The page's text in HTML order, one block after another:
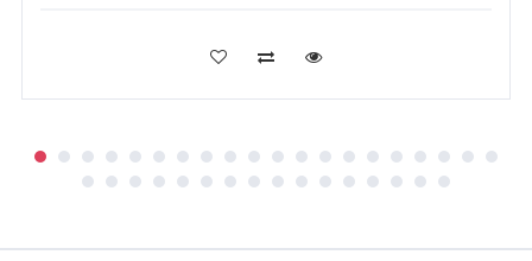
PŘIDAT DO KOŠÍKU